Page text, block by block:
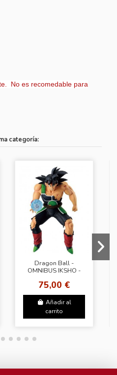
No es recomedable para
categoría:
Dragon Ball -
OMNIBUS IKSHO -
75,00 €
Añadir al
carrito